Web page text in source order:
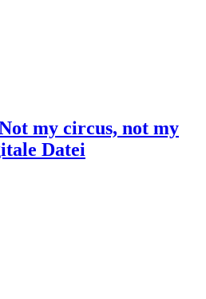
my circus, not my
Datei